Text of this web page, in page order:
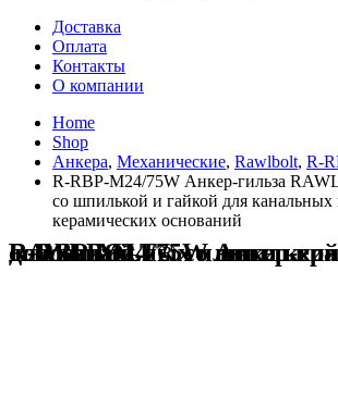
Доставка
Оплата
Контакты
О компании
Home
Shop
Анкера, Механические, Rawlbolt, R-
R-RBP-M24/75W Анкер-гильза
со шпилькой и гайкой для канальных
керамических оснований
R-RBP-M24/75W Анкер-гильза RAWLBOLT® со шпилькой и гайкой для канальных плит и керамических оснований